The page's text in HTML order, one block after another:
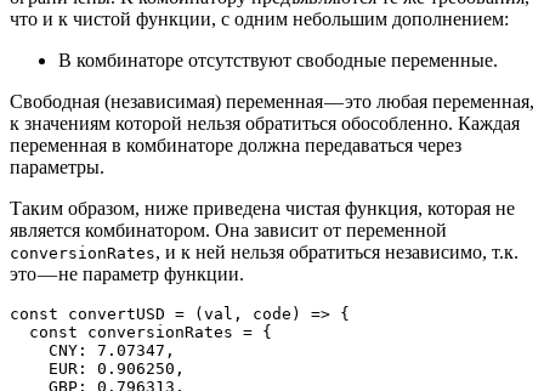
что и к чистой функции, с одним небольшим дополнением:
В комбинаторе отсутствуют свободные переменные.
Свободная (независимая) переменная — это любая переменная,
к значениям которой нельзя обратиться обособленно. Каждая
переменная в комбинаторе должна передаваться через
параметры.
Таким образом, ниже приведена чистая функция, которая не
является комбинатором. Она зависит от переменной
conversionRates, и к ней нельзя обратиться независимо, т.к.
это — не параметр функции.
const convertUSD = (val, code) => {